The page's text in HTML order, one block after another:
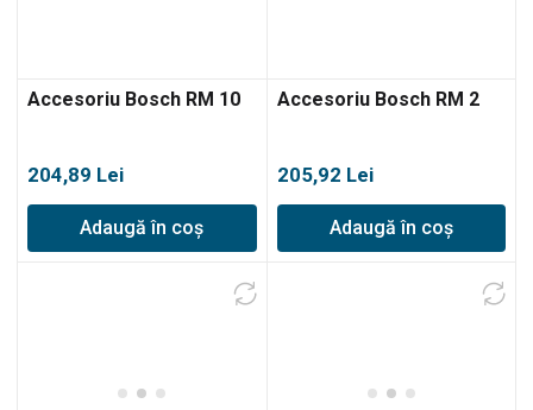
Accesoriu Bosch RM 10
204,89 Lei
Adaugă în coș
Accesoriu Bosch RM 2
205,92 Lei
Adaugă în coș